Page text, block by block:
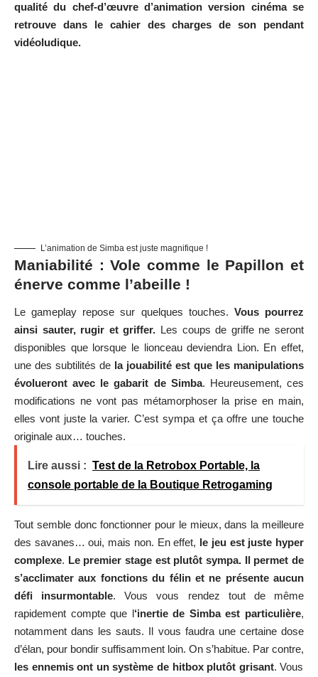
qualité du chef-d’œuvre d’animation version cinéma se
retrouve dans le cahier des charges de son pendant
vidéoludique.
L’animation de Simba est juste magnifique !
Maniabilité : Vole comme le Papillon et
énerve comme l’abeille !
Le gameplay repose sur quelques touches. Vous pourrez
ainsi sauter, rugir et griffer. Les coups de griffe ne seront
disponibles que lorsque le lionceau deviendra Lion. En effet,
une des subtilités de la jouabilité est que les manipulations
évolueront avec le gabarit de Simba. Heureusement, ces
modifications ne vont pas métamorphoser la prise en main,
elles vont juste la varier. C’est sympa et ça offre une touche
originale aux… touches.
Lire aussi : Test de la Retrobox Portable, la
console portable de la Boutique Retrogaming
Tout semble donc fonctionner pour le mieux, dans la meilleure
des savanes… oui, mais non. En effet, le jeu est juste hyper
complexe. Le premier stage est plutôt sympa. Il permet de
s’acclimater aux fonctions du félin et ne présente aucun
défi insurmontable. Vous vous rendez tout de même
rapidement compte que l‘inertie de Simba est particulière,
notamment dans les sauts. Il vous faudra une certaine dose
d’élan, pour bondir suffisamment loin. On s’habitue. Par contre,
les ennemis ont un système de hitbox plutôt grisant. Vous